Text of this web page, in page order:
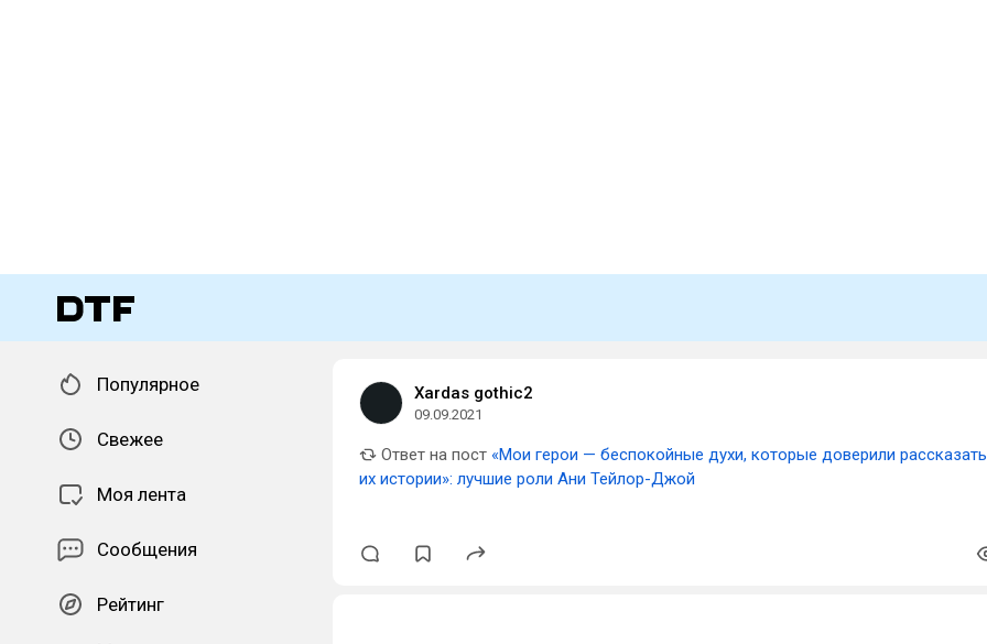
Популярное
Свежее
Моя лента
Сообщения
Рейтинг
Xardas gothic2
09.09.2021
Ответ на пост «Мои герои — беспокойные духи, которые доверили рассказать
их истории»: лучшие роли Ани Тейлор-Джой